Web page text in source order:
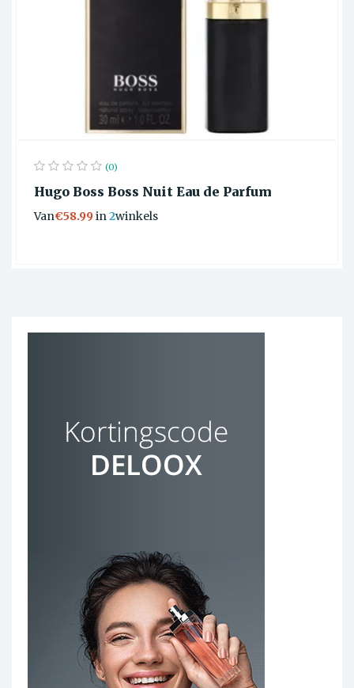
(0)
Hugo Boss Boss Nuit Eau de Parfum
Van€58.99in 2winkels